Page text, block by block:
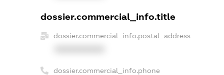
dossier.commercial_info.title
dossier.commercial_info.postal_address
dossier.commercial_info.phone